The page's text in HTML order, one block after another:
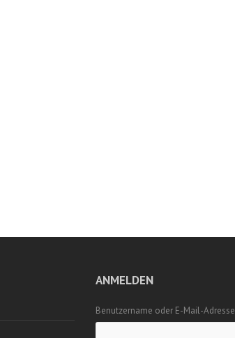
ANMELDEN
Benutzername oder E-Mail-Adresse